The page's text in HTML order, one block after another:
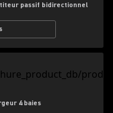
passif bidirectionnel
4 baies